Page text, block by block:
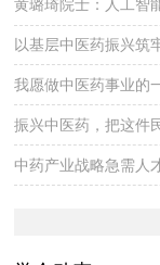
黄璐琦院士：人工智
以基层中医药振兴筑
我愿做中医药事业的
振兴中医药，把这件
中药产业战略急需人